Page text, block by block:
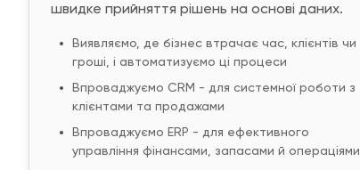
швидке прийняття рішень на основі даних.
Виявляємо, де бізнес втрачає час, клієнтів чи
гроші, і автоматизуємо ці процеси
Впроваджуємо CRM - для системної роботи з
клієнтами та продажами
Впроваджуємо ERP - для ефективного
управління фінансами, запасами й операціями